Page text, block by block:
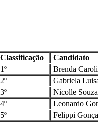
Classificação
Candidato
1º
Brenda
2º
Gabriela
3º
Nicolle
4º
Leonardo
5º
Felippi